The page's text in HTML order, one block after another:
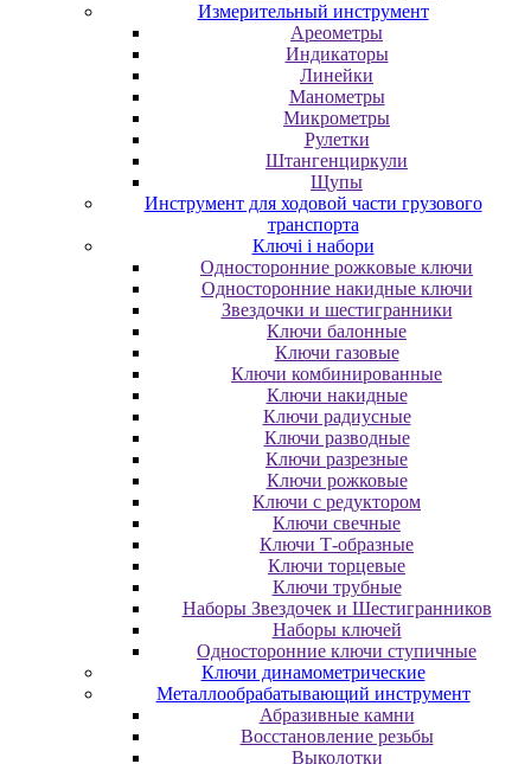
Измерительный инструмент
Ареометры
Индикаторы
Линейки
Манометры
Микрометры
Рулетки
Штангенциркули
Щупы
Инструмент для ходовой части грузового
транспорта
Ключі і набори
Oднocтopoнниe poжкoвыe ключи
Oднocтopoнниe нaкидныe ключи
Звездочки и шестигранники
Ключи балонные
Ключи газовые
Ключи комбинированные
Ключи накидные
Ключи радиусные
Ключи разводные
Ключи разрезные
Ключи рожковые
Ключи с редуктором
Ключи свечные
Ключи Т-образные
Ключи торцевые
Ключи трубные
Наборы Звездочек и Шестигранников
Наборы ключей
Односторонние ключи ступичные
Ключи динамометрические
Металлообрабатывающий инструмент
Абразивные камни
Восстановление резьбы
Выколотки